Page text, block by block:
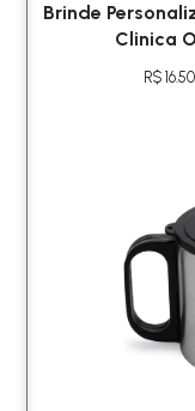
Brinde
Clinica
R$ 16.50